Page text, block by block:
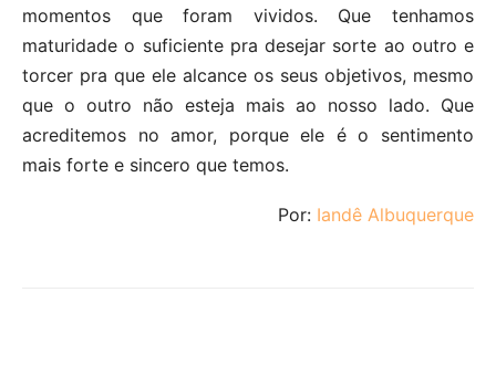
momentos que foram vividos. Que tenhamos
maturidade o suficiente pra desejar sorte ao outro e
torcer pra que ele alcance os seus objetivos, mesmo
que o outro não esteja mais ao nosso lado. Que
acreditemos no amor, porque ele é o sentimento
mais forte e sincero que temos.
Por: Iandê Albuquerque